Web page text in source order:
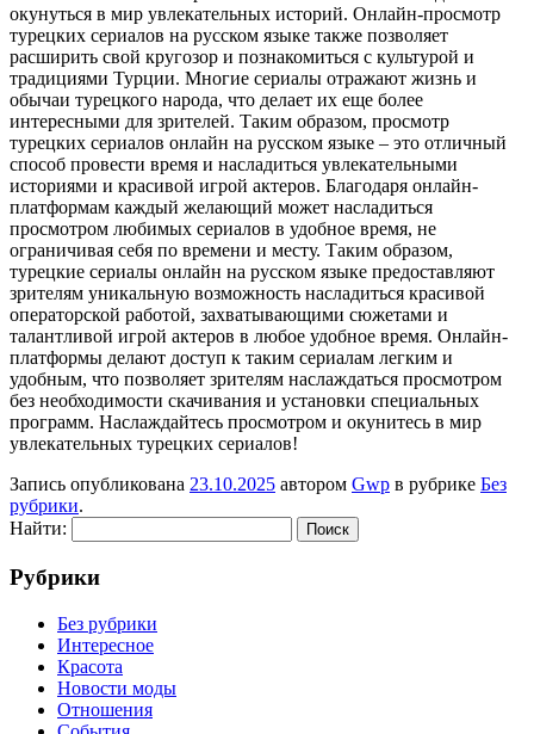
окунуться в мир увлекательных историй. Онлайн-просмотр
турецких сериалов на русском языке также позволяет
расширить свой кругозор и познакомиться с культурой и
традициями Турции. Многие сериалы отражают жизнь и
обычаи турецкого народа, что делает их еще более
интересными для зрителей. Таким образом, просмотр
турецких сериалов онлайн на русском языке – это отличный
способ провести время и насладиться увлекательными
историями и красивой игрой актеров. Благодаря онлайн-
платформам каждый желающий может насладиться
просмотром любимых сериалов в удобное время, не
ограничивая себя по времени и месту. Таким образом,
турецкие сериалы онлайн на русском языке предоставляют
зрителям уникальную возможность насладиться красивой
операторской работой, захватывающими сюжетами и
талантливой игрой актеров в любое удобное время. Онлайн-
платформы делают доступ к таким сериалам легким и
удобным, что позволяет зрителям наслаждаться просмотром
без необходимости скачивания и установки специальных
программ. Наслаждайтесь просмотром и окунитесь в мир
увлекательных турецких сериалов!
Запись опубликована 23.10.2025 автором Gwp в рубрике Без
рубрики.
Найти:
Рубрики
Без рубрики
Интересное
Красота
Новости моды
Отношения